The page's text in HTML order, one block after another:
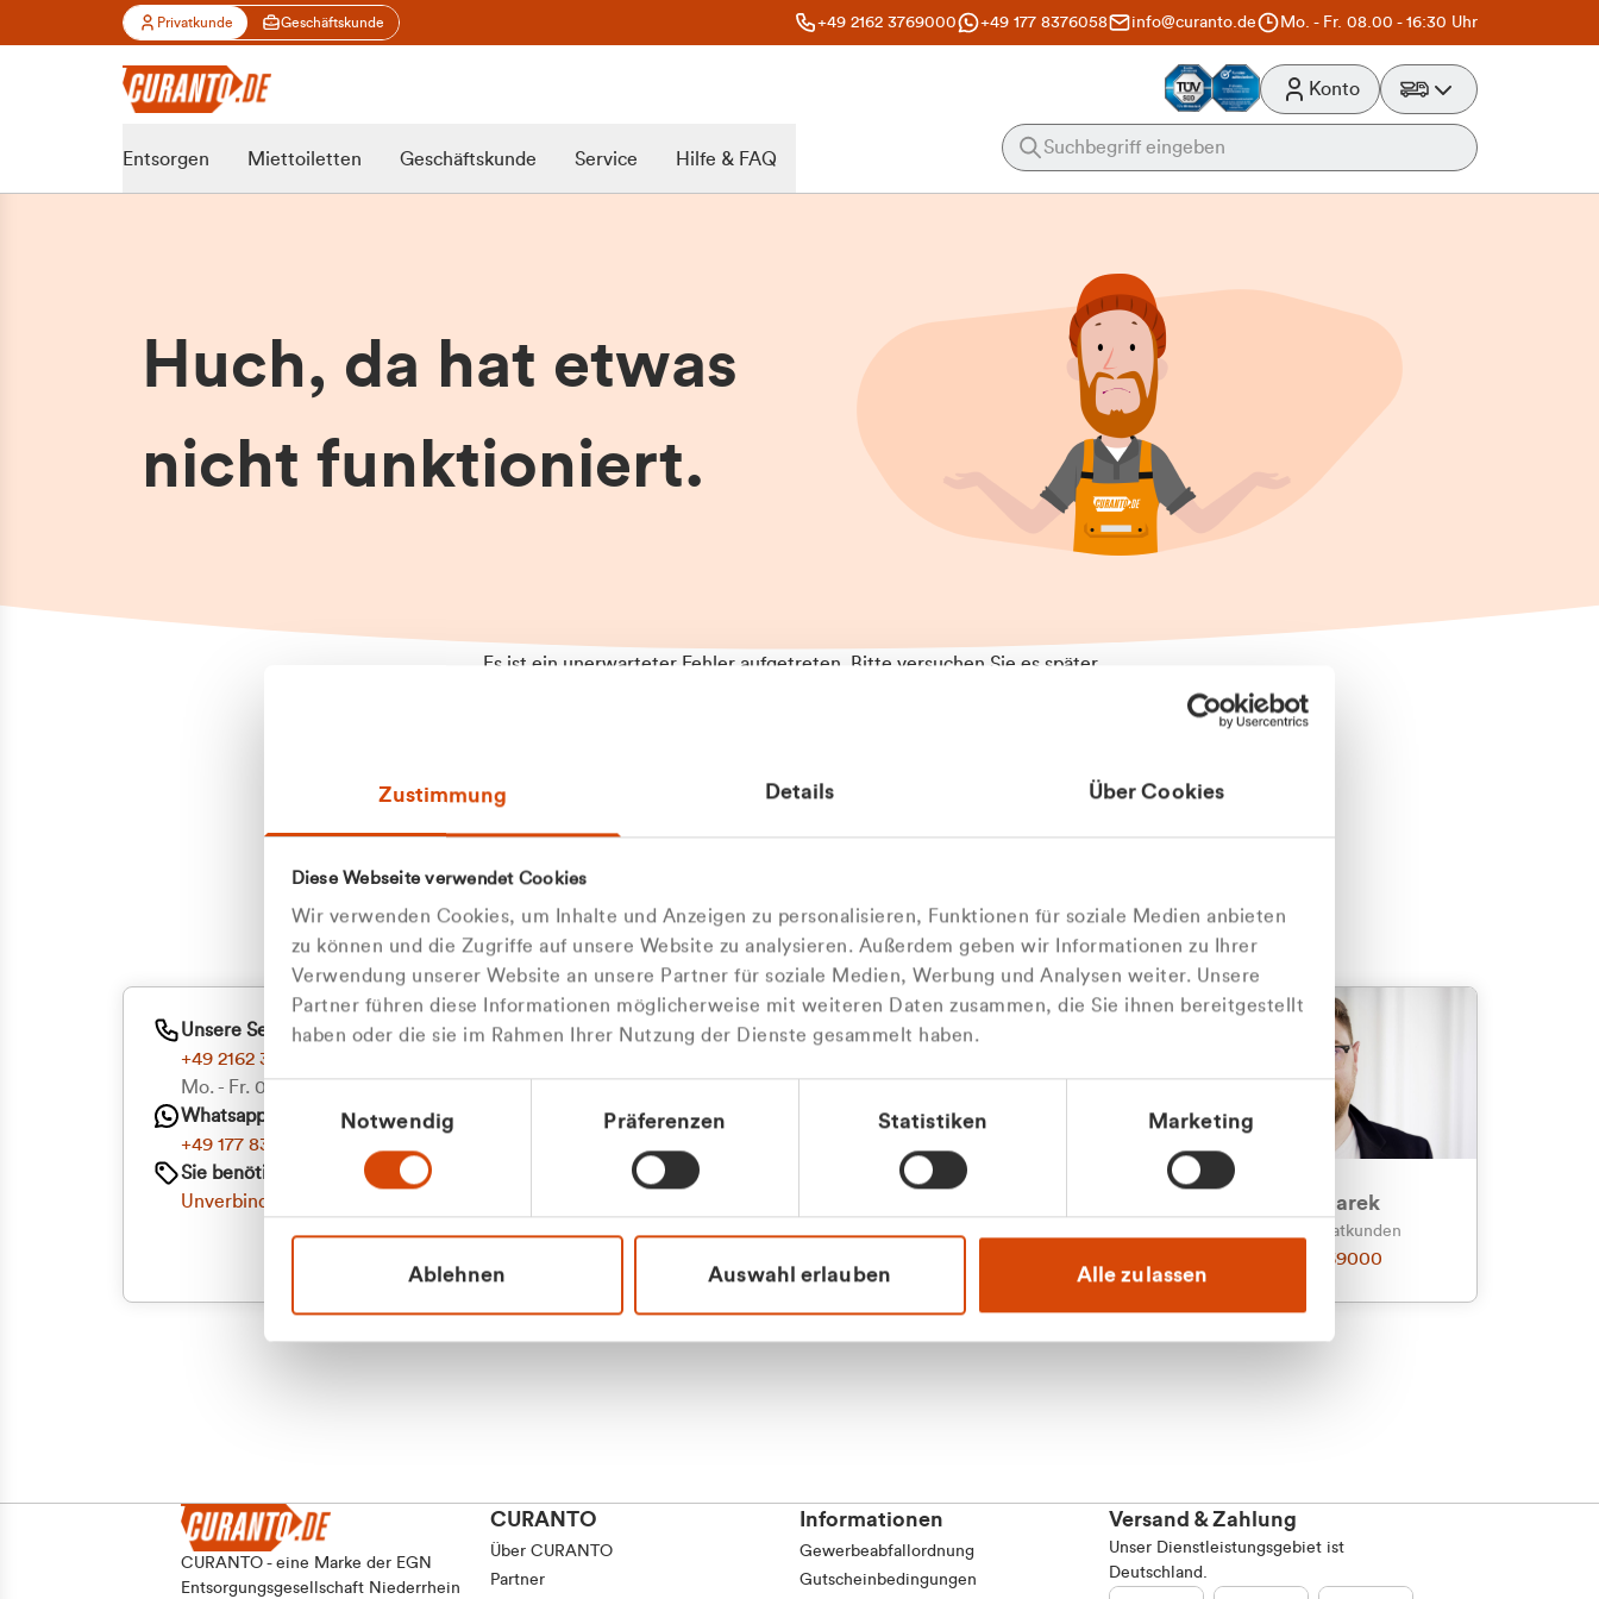
Zustimmung Details Über Cookies
Diese Webseite verwendet Cookies
Wir verwenden Cookies, um Inhalte und Anzeigen zu personalisieren, Funktionen für soziale Medien anbieten
zu können und die Zugriffe auf unsere Website zu analysieren. Außerdem geben wir Informationen zu Ihrer
Verwendung unserer Website an unsere Partner für soziale Medien, Werbung und Analysen weiter. Unsere
Partner führen diese Informationen möglicherweise mit weiteren Daten zusammen, die Sie ihnen bereitgestellt
haben oder die sie im Rahmen Ihrer Nutzung der Dienste gesammelt haben.
Einwilligungsauswahl
Notwendig Präferenzen Statistiken Marketing
Ablehnen Auswahl erlauben Alle zulassen
Privatkunde Geschäftskunde +49 2162 3769000 +49 177 8376058 info@curanto.de Mo. - Fr. 08.00 - 16:30 Uhr
Zu welcher
Kundengruppe
gehören Sie?
Privatkunde (inkl. MwSt.)
Geschäftskunde (exkl. MwSt.)
Konto
Entsorgen Miettoiletten Geschäftskunde Service Hilfe & FAQ
Huch, da hat etwas
nicht funktioniert.
Es ist ein unerwarteter Fehler aufgetreten. Bitte versuchen Sie es später
aufgetretenen Fehler an. Wir entschuldigen uns für eventuelle
Unannehmlichkeiten.
Zum Abfallberater
Oder kontaktieren Sie uns persönlich
Wir sind gerne für Sie da
Unsere Service-Hotline
+49 2162 3769000
Mo. - Fr. 08.00 - 16:30 Uhr
Whatsapp
+49 177 8376058
Sie benötigen ein individuelles Angebot?
Unverbindliche Anfrage stellen
Julian Marek
Vertrieb - Privatkunden
0216 237 69000
CURANTO - eine Marke der EGN
Entsorgungsgesellschaft Niederrhein
CURANTO
Über CURANTO
Partner
Informationen
Gewerbeabfallordnung
Gutscheinbedingungen
Versand & Zahlung
Unser Dienstleistungsgebiet ist
Deutschland.